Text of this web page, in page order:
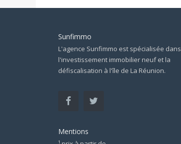
Sunfimmo
L'agence Sunfimmo est spécialisée dans
l'investissement immobilier neuf et la
défiscalisation à l'île de La Réunion.
Mentions